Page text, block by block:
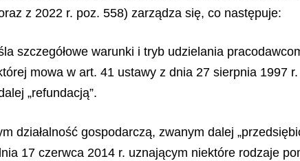
z 2022 r. poz. 558) zarządza się, co następuje:
szczegółowe warunki i tryb udzielania
mowa w art. 41 ustawy z dnia 27 sierpnia 1997
„refundacją”.
działalność gospodarczą, zwanym dalej
17 czerwca 2014 r. uznającym niektóre rodzaje